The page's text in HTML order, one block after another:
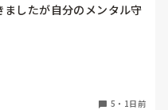
ましたが自分のメンタル守
5 ・ 1日前